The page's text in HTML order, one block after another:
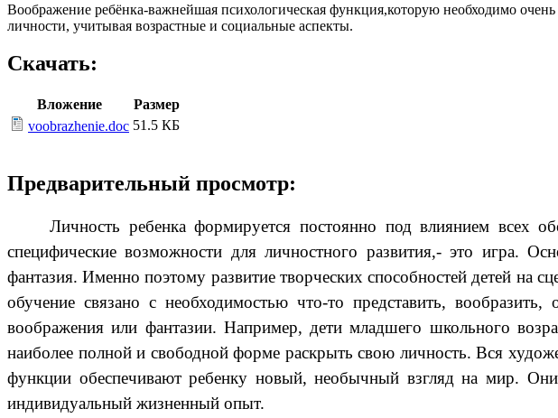
Воображение ребёнка-важнейшая психологическая функция,которую необходимо
личности, учитывая возрастные и социальные аспекты.
Скачать:
Вложение
Размер
voobrazhenie.doc 51.5 КБ
Предварительный просмотр:
Личность ребенка формируется постоянно под влиянием всех
специфические возможности для личностного развития,- это игра.
фантазия. Именно поэтому развитие творческих способностей детей на
обучение связано с необходимостью что-то представить,
воображения или фантазии. Например, дети младшего школьного
наиболее полной и свободной форме раскрыть свою личность. Вся
функции обеспечивают ребенку новый, необычный взгляд на мир.
индивидуальный жизненный опыт.